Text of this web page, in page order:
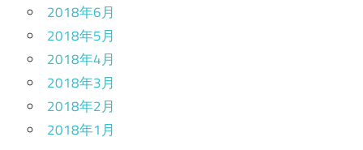
2018年6月
2018年5月
2018年4月
2018年3月
2018年2月
2018年1月